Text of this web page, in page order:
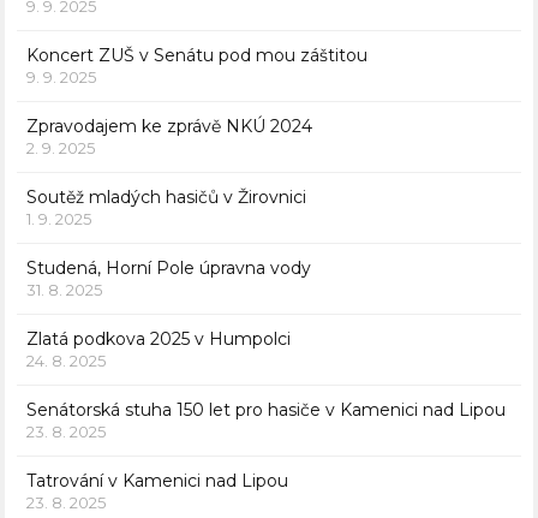
9. 9. 2025
Koncert ZUŠ v Senátu pod mou záštitou
9. 9. 2025
Zpravodajem ke zprávě NKÚ 2024
2. 9. 2025
Soutěž mladých hasičů v Žirovnici
1. 9. 2025
Studená, Horní Pole úpravna vody
31. 8. 2025
Zlatá podkova 2025 v Humpolci
24. 8. 2025
Senátorská stuha 150 let pro hasiče v Kamenici nad Lipou
23. 8. 2025
Tatrování v Kamenici nad Lipou
23. 8. 2025